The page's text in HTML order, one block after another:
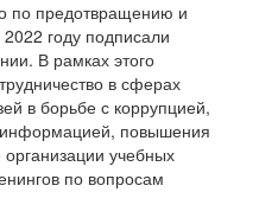
по предотвращению и
году подписали
В рамках этого
в сферах
в борьбе с коррупцией,
повышения
учебных
по вопросам